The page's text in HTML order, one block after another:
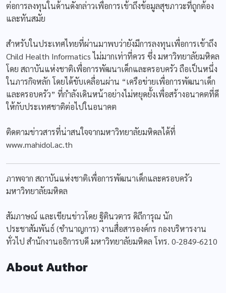
ต่อการลงทุนในด้านดังกล่าวเพื่อการเข้าถึงข้อมูลสุขภาวะที่ถูกต้อง
และทันสมัย
สำหรับในประเทศไทยที่ผ่านมาพบว่ายังมีการลงทุนเพื่อการเข้าถึง
Child Health Informatics ไม่มากเท่าที่ควร ซึ่ง มหาวิทยาลัยมหิดล
โดย สถาบันแห่งชาติเพื่อการพัฒนาเด็กและครอบครัว ถือเป็นหนึ่ง
ในภารกิจหลัก โดยได้ขับเคลื่อนผ่าน “เครือข่ายเพื่อการพัฒนาเด็ก
และครอบครัว” ที่กำลังเดินหน้าอย่างไม่หยุดยั้งเพื่อสร้างอนาคตที่ดี
ให้กับประเทศชาติต่อไปในอนาคต
ติดตามข่าวสารที่น่าสนใจจากมหาวิทยาลัยมหิดลได้ที่
www.mahidol.ac.th
ภาพจาก สถาบันแห่งชาติเพื่อการพัฒนาเด็กและครอบครัว
มหาวิทยาลัยมหิดล
สัมภาษณ์ และเขียนข่าวโดย ฐิตินวตาร ดิถีการุณ นัก
ประชาสัมพันธ์ (ชำนาญการ) งานสื่อสารองค์กร กองบริหารงาน
ทั่วไป สำนักงานอธิการบดี มหาวิทยาลัยมหิดล โทร. 0-2849-6210
About Author